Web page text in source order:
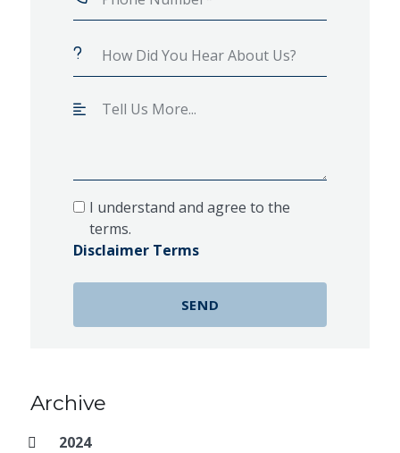
I understand and agree to the
terms.
Disclaimer Terms
Archive
2024